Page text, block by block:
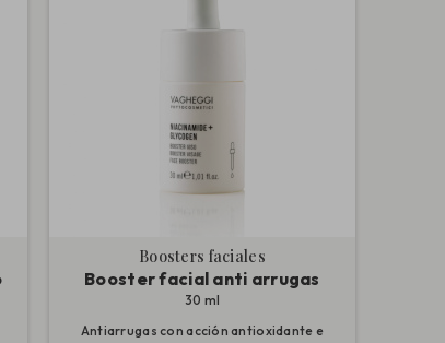
Boosters faciales
Booster facial anti arrugas
30 ml
Antiarrugas con acción antioxidante e